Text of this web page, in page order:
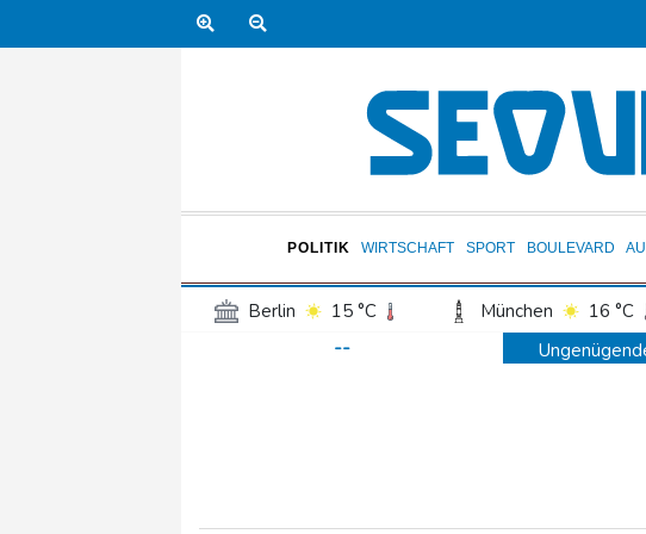
POLITIK WIRTSCHAFT SPORT BOULEVARD
Berlin 15 °C München 16 °C
Frankfurt am Main
--
Regierung